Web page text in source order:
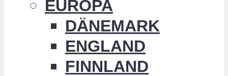
EUROPA
DÄNEMARK
ENGLAND
FINNLAND